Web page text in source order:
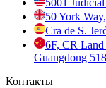
50 York
Cra de S.
6F, CR
Guangdong
Контакты